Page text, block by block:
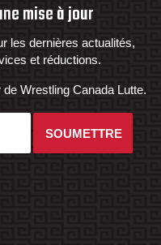
mise à jour
les dernières actualités,
et réductions.
Wrestling Canada Lutte.